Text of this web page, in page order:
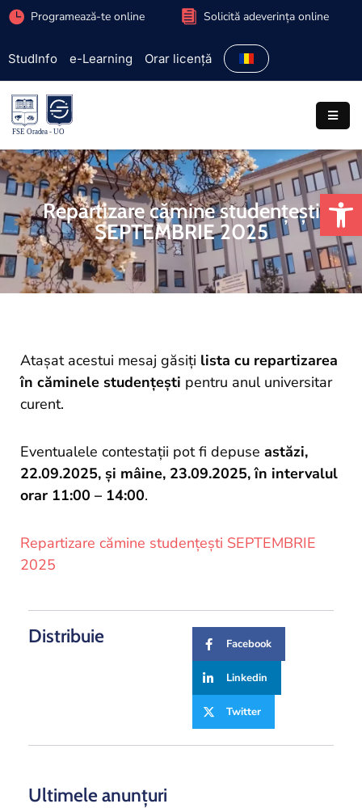
Programează-te online Solicită adeverința online
StudInfo e-Learning Orar licență
Admitere
studiu
Studenți
Cercetare
Internațional
si
proiecte
Repartizare cămine studențești
SEPTEMBRIE 2025
Atașat acestui mesaj găsiți lista cu repartizarea
în căminele studențești pentru anul universitar
curent.
Eventualele contestații pot fi depuse astăzi,
22.09.2025, și mâine, 23.09.2025, în intervalul
orar 11:00 – 14:00.
Repartizare cămine studențești SEPTEMBRIE
2025
Distribuie Facebook
Linkedin
Twitter
Ultimele anunțuri